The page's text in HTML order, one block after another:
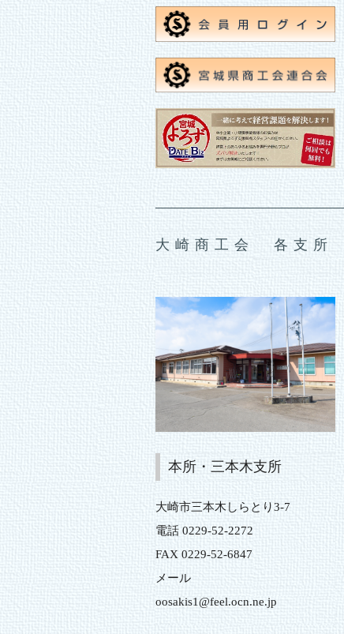
大崎商工会 各支所
本所・三本木支所
大崎市三本木しらとり3-7
電話 0229-52-2272
FAX 0229-52-6847
メール
oosakis1@feel.ocn.ne.jp